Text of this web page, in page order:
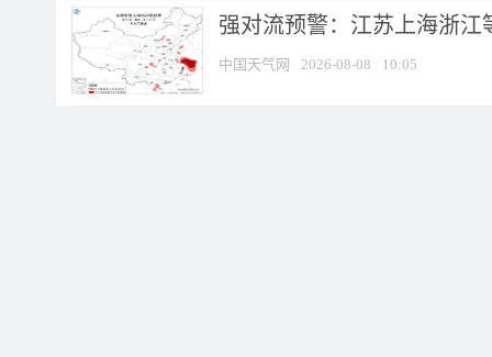
强对流预警：江苏上海浙江
中国天气网 2026-08-08 10:05